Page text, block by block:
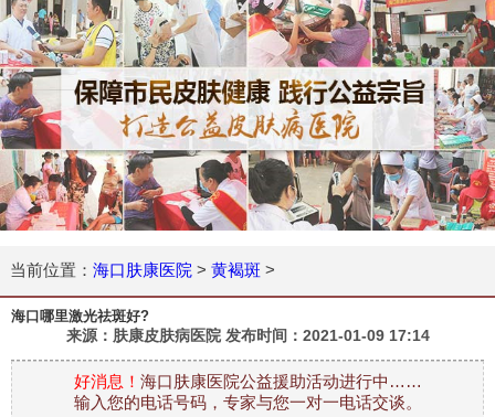
当前位置： 海口肤康医院 > 黄褐斑 >
海口哪里激光祛斑好?
来源：肤康皮肤病医院 发布时间： 2021-01-09 17:14
好消息！ 海口肤康医院公益援助活动进行中……
输入您的电话号码，专家与您一对一电话交谈。